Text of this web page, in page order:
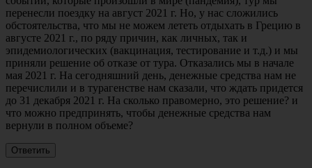
перенесли поездку на август 2021 г. Но, у нас сложились
обстоятельства, что мы не можем лететь отдыхать в Грецию в
августе 2021 г., по ряду причин, как личных, так и
эпидемиологических (вакцинация, тестирование и т.д.) и мы
приняли решение об отказе от тура. Отказались мы в начале
мая 2021 г. На сегодняшний день, денежные средства нам не
перечислили и в турагенстве нам сказали, что ждать придется
до 31 декабря 2021 г. На сколько правомерно, это решение? и
что можно предпринять, чтобы денежные средства нам
вернули в полном объеме?